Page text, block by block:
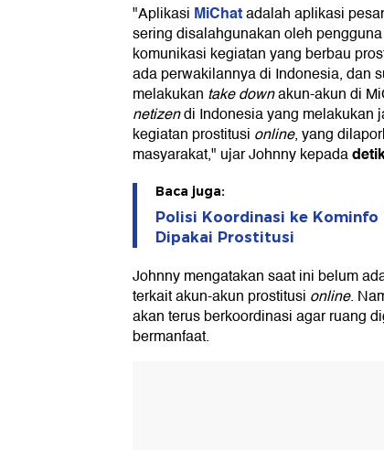
"Aplikasi MiChatadalah aplikasi
sering disalahgunakan oleh
komunikasi kegiatan yang berbau
ada perwakilannya di Indonesia, dan
melakukan take downakun-akun di
netizendi Indonesia yang melakukan
kegiatan prostitusi online, yang
masyarakat," ujar Johnny kepada
Baca juga:
Polisi Koordinasi ke
Dipakai Prostitusi
Johnny mengatakan saat ini belum
terkait akun-akun prostitusi online.
akan terus berkoordinasi agar ruang
bermanfaat.